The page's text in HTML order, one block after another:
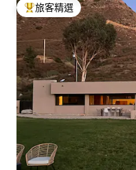
旅客精選榜首
旅客精選